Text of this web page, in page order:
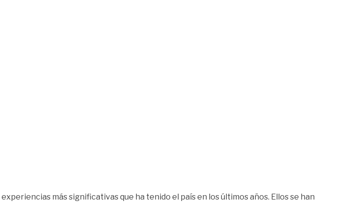
más significativas que ha tenido el país en los últimos años. Ellos se han